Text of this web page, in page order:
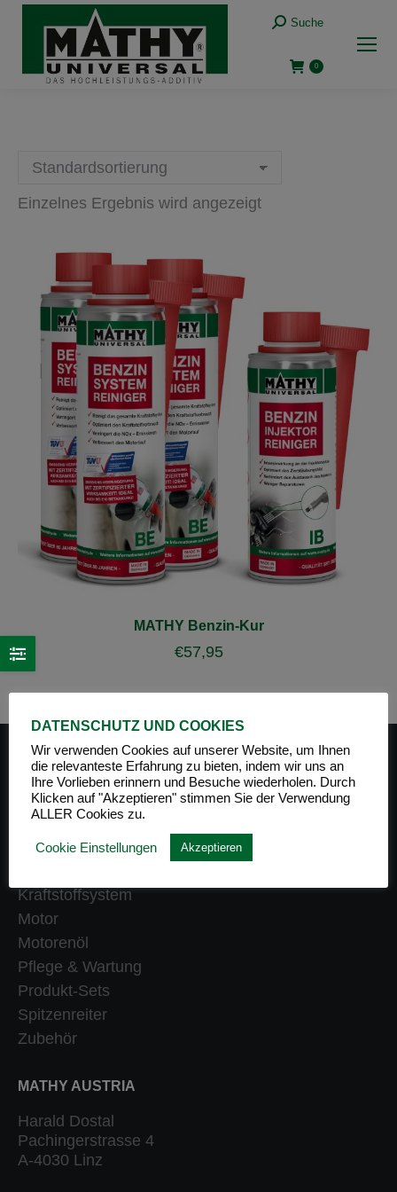
Suche:
Suche
0
Einzelnes Ergebnis wird angezeigt
MATHY Benzin-Kur
€57,95
PRODUKT-KATEGORIEN
Getriebe
Heizung
Kraftstoffsystem
Motor
Motorenöl
Pflege & Wartung
Produkt-Sets
Spitzenreiter
Zubehör
MATHY AUSTRIA
Harald Dostal
Pachingerstrasse 4
A-4030 Linz
DATENSCHUTZ UND COOKIES
Wir verwenden Cookies auf unserer Website, um Ihnen
die relevanteste Erfahrung zu bieten, indem wir uns an
Ihre Vorlieben erinnern und Besuche wiederholen. Durch
Klicken auf "Akzeptieren" stimmen Sie der Verwendung
ALLER Cookies zu.
Cookie Einstellungen Akzeptieren